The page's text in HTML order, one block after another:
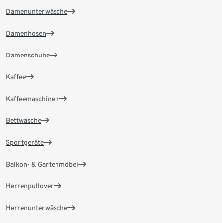
Damenunterwäsche
Damenhosen
Damenschuhe
Kaffee
Kaffeemaschinen
Bettwäsche
Sportgeräte
Balkon- & Gartenmöbel
Herrenpullover
Herrenunterwäsche